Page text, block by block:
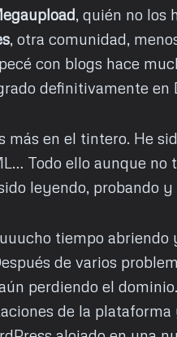
, quién no los
, otra comunidad,
con blogs hace
definitivamente en
más en el tintero. He
Todo ello aunque no
leyendo, probando y
tiempo abriendo
de varios
perdiendo el
de la